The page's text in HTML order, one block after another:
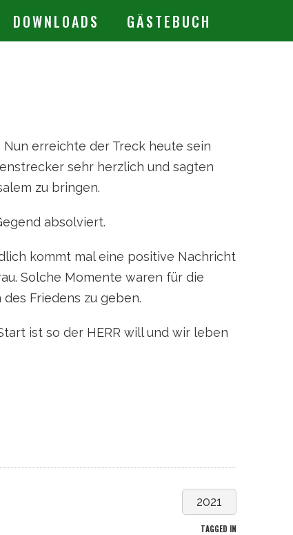
DOWNLOADS GÄSTEBUCH
erreichte der Treck heute sein
sehr herzlich und sagten
zu bringen.
absolviert.
kommt mal eine positive Nachricht
Solche Momente waren für die
Friedens zu geben.
ist so der HERR will und wir leben
2021
TAGGED IN